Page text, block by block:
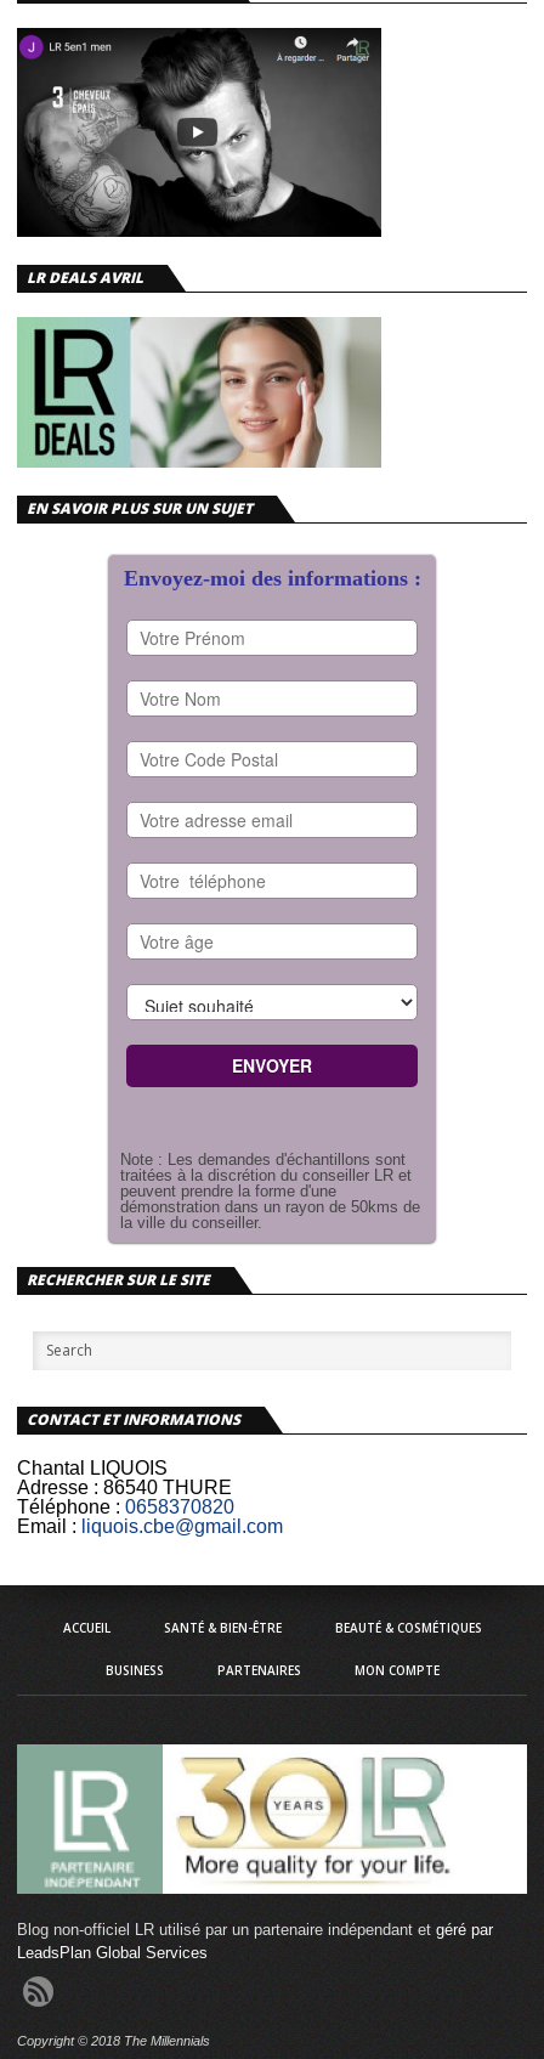
LR DEALS AVRIL
EN SAVOIR PLUS SUR UN SUJET
Envoyez-moi des informations :
Note : Les demandes d'échantillons sont
traitées à la discrétion du conseiller LR et
peuvent prendre la forme d'une
démonstration dans un rayon de 50kms de
la ville du conseiller.
RECHERCHER SUR LE SITE
CONTACT ET INFORMATIONS
Chantal LIQUOIS
Adresse : 86540 THURE
Téléphone : 0658370820
Email : liquois.cbe@gmail.com
ACCUEIL SANTÉ & BIEN-ÊTRE BEAUTÉ & COSMÉTIQUES
BUSINESS PARTENAIRES MON COMPTE
Blog non-officiel LR utilisé par un partenaire indépendant et géré par
LeadsPlan Global Services
Copyright © 2018 The Millennials